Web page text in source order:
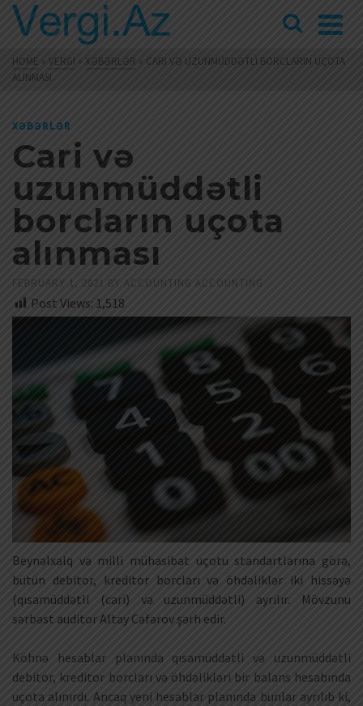
HOME » VERGI » XƏBƏRLƏR » CARI VƏ UZUNMÜDDƏTLI BORCLARIN UÇOTA
ALINMASI
XƏBƏRLƏR
Cari və
uzunmüddətli
borcların uçota
alınması
FEBRUARY 1, 2021 BY ACCOUNTING ACCOUNTING
Post Views: 1,518
Beynəlxalq və milli mühasibat uçotu standartlarına görə,
bütün debitor, kreditor borcları və öhdəliklər iki hissəyə
(qısamüddətli (cari) və uzunmüddətli) ayrılır. Mövzunu
sərbəst auditor Altay Cəfərov şərh edir.
Köhnə hesablar planında qısamüddətli və uzunmüddətli
debitor, kreditor borcları və öhdəlikləri bir balans hesabında
uçota alınırdı. Ancaq yeni hesablar planında bunlar ayrılıb ki,